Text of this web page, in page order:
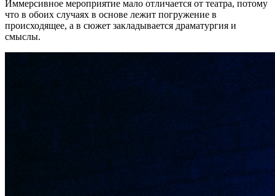
Иммерсивное мероприятие мало отличается от театра, потому
что в обоих случаях в основе лежит погружение в
происходящее, а в сюжет закладывается драматургия и
смыслы.